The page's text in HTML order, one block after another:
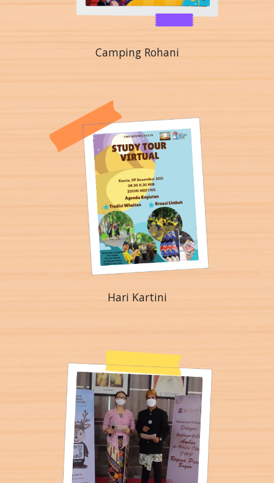
Camping Rohani
Hari Kartini